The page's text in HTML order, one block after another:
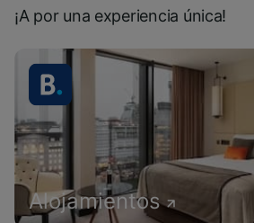
¡A por una experiencia única!
Alojamientos